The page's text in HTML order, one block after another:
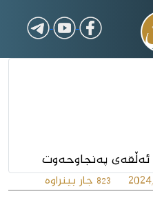
- ئەڵقەى پەنجاوحەوت
823 جار بینراوە